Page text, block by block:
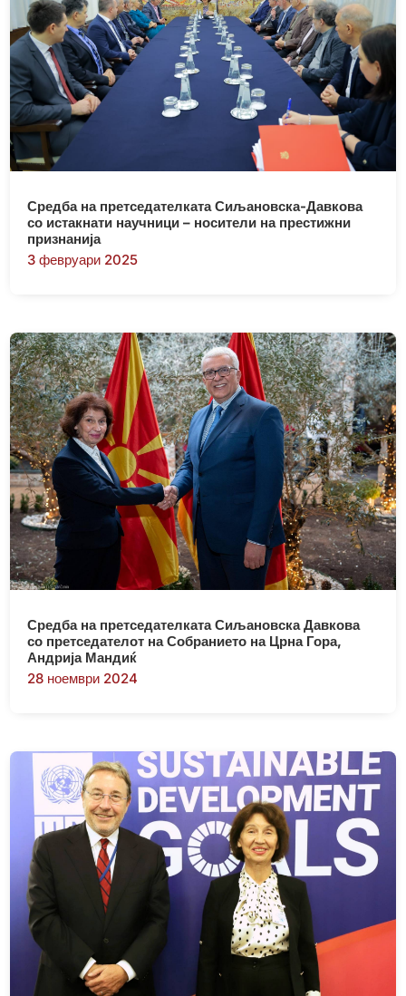
Средба на претседателката Сиљановска-Давкова
со истакнати научници – носители на престижни
признанија
3 февруари 2025
Средба на претседателката Сиљановска Давкова
со претседателот на Собранието на Црна Гора,
Андрија Мандиќ
28 ноември 2024